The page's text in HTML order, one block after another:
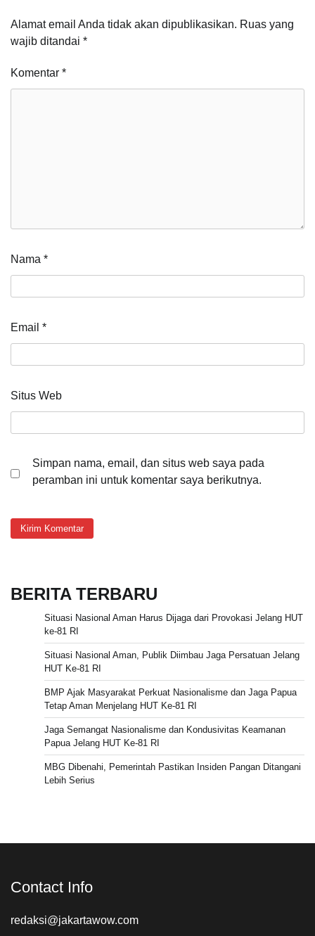
Alamat email Anda tidak akan dipublikasikan. Ruas yang
wajib ditandai *
Komentar *
Nama *
Email *
Situs Web
Simpan nama, email, dan situs web saya pada
peramban ini untuk komentar saya berikutnya.
BERITA TERBARU
Situasi Nasional Aman Harus Dijaga dari Provokasi Jelang HUT
ke-81 RI
Situasi Nasional Aman, Publik Diimbau Jaga Persatuan Jelang
HUT Ke-81 RI
BMP Ajak Masyarakat Perkuat Nasionalisme dan Jaga Papua
Tetap Aman Menjelang HUT Ke-81 RI
Jaga Semangat Nasionalisme dan Kondusivitas Keamanan
Papua Jelang HUT Ke-81 RI
MBG Dibenahi, Pemerintah Pastikan Insiden Pangan Ditangani
Lebih Serius
Contact Info
redaksi@jakartawow.com